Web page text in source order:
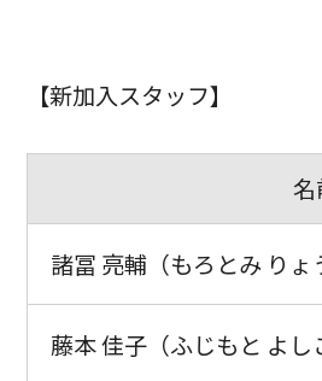
【新加入スタッフ】
諸冨 亮輔（もろとみ りょ
藤本 佳子（ふじもと よし